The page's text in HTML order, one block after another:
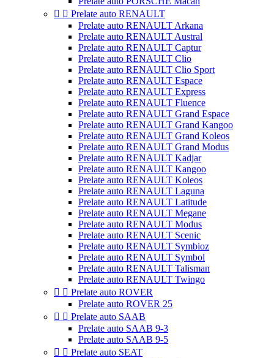
  Prelate auto RENAULT
Prelate auto RENAULT Arkana
Prelate auto RENAULT Austral
Prelate auto RENAULT Captur
Prelate auto RENAULT Clio
Prelate auto RENAULT Clio Sport
Prelate auto RENAULT Espace
Prelate auto RENAULT Express
Prelate auto RENAULT Fluence
Prelate auto RENAULT Grand Espace
Prelate auto RENAULT Grand Kangoo
Prelate auto RENAULT Grand Koleos
Prelate auto RENAULT Grand Modus
Prelate auto RENAULT Kadjar
Prelate auto RENAULT Kangoo
Prelate auto RENAULT Koleos
Prelate auto RENAULT Laguna
Prelate auto RENAULT Latitude
Prelate auto RENAULT Megane
Prelate auto RENAULT Modus
Prelate auto RENAULT Scenic
Prelate auto RENAULT Symbioz
Prelate auto RENAULT Symbol
Prelate auto RENAULT Talisman
Prelate auto RENAULT Twingo
  Prelate auto ROVER
Prelate auto ROVER 25
  Prelate auto SAAB
Prelate auto SAAB 9-3
Prelate auto SAAB 9-5
  Prelate auto SEAT